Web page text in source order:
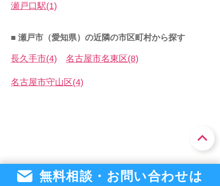
瀬戸口駅(1)
■ 瀬戸市（愛知県）の近隣の市区町村から探す
長久手市(4) 名古屋市名東区(8)
名古屋市守山区(4)
無料相談・お問い合わせは